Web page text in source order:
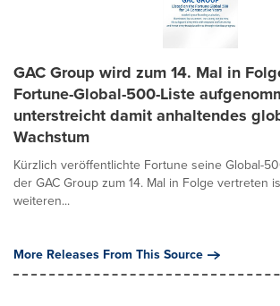
GAC Group wird zum 14. Mal in
Fortune-Global-500-Liste
unterstreicht damit anhaltendes
Wachstum
Kürzlich veröffentlichte Fortune seine Global-
der GAC Group zum 14. Mal in Folge vertreten
weiteren...
More Releases From This Source